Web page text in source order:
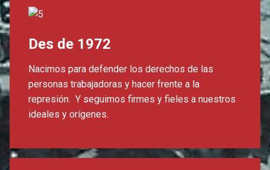
Des de 1972
Nacimos para defender los derechos de las
personas trabajadoras y hacer frente a la
represión. Y seguimos firmes y fieles a nuestros
ideales y orígenes.